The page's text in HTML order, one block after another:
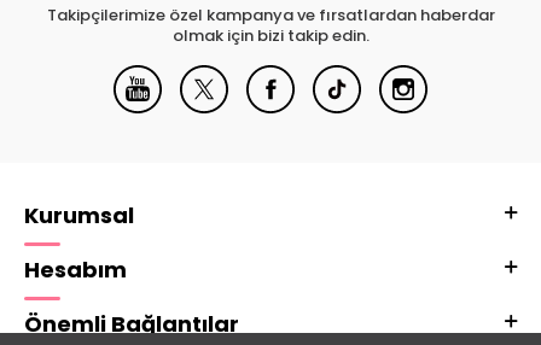
Takipçilerimize özel kampanya ve fırsatlardan haberdar
olmak için bizi takip edin.
Kurumsal
Hesabım
Önemli Bağlantılar